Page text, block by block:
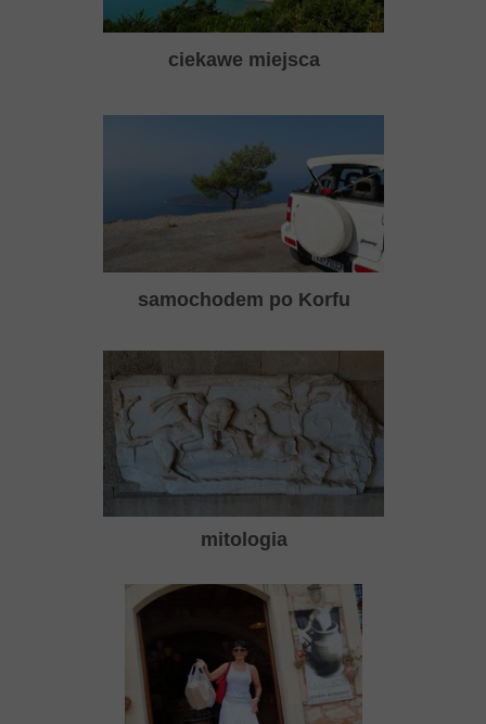
ciekawe miejsca
samochodem po Korfu
mitologia